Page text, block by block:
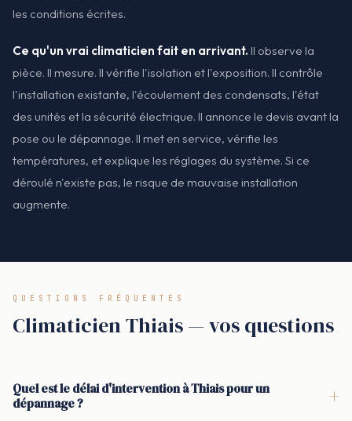
les conditions écrites.
Ce qu'un vrai climaticien fait en arrivant. Il observe la
pièce. Il mesure. Il vérifie l'isolation et l'exposition. Il contrôle
l'installation existante, l'écoulement des condensats, l'état
des unités et la sécurité électrique. Il annonce le devis avant la
pose ou le dépannage. Il met en service, vérifie les
températures, et explique les réglages du système. Si ce
déroulé n'existe pas, le risque de mauvaise installation
augmente.
QUESTIONS FRÉQUENTES
Climaticien Thiais — vos questions
Quel est le délai d'intervention à Thiais pour un
dépannage ?
+